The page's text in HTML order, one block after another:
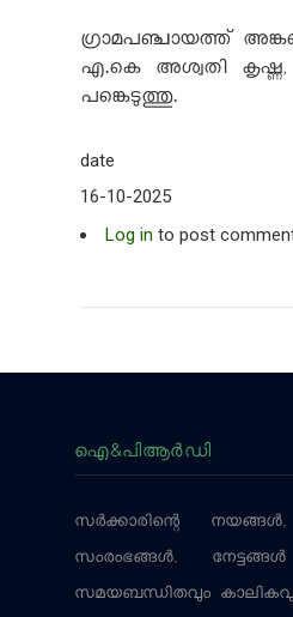
ഗ്രാമപഞ്ചായത്ത്
എ.കെ അശ്വതി കൃഷ്ണ,
പങ്കെടുത്തു.
date
16-10-2025
Log in to post
ഐ&പിആര്‍ഡി
സര്‍ക്കാരിന്റെ
സംരംഭങ്ങള്‍,
സമയബന്ധിതവും